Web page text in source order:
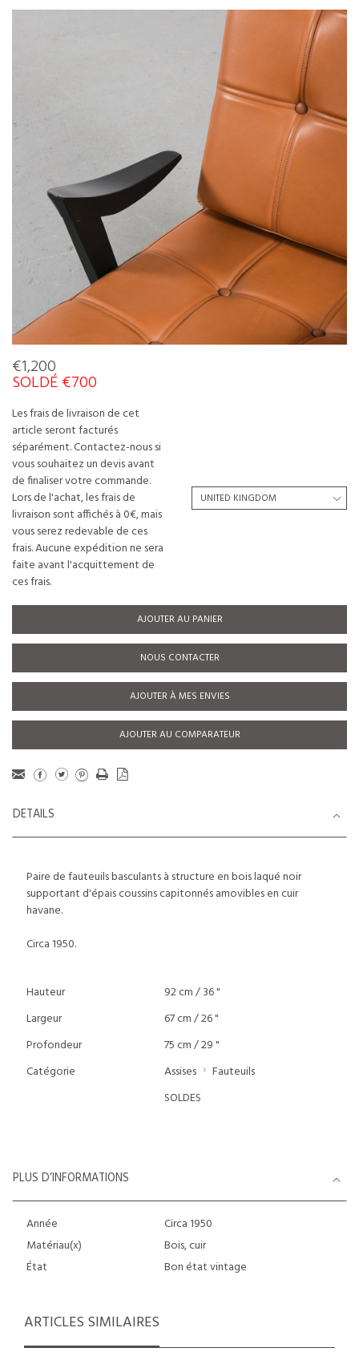
€1,200
SOLDÉ €700
Les frais de livraison de cet
article seront facturés
séparément. Contactez-nous si
vous souhaitez un devis avant
de finaliser votre commande.
Lors de l'achat, les frais de
livraison sont affichés à 0€, mais
vous serez redevable de ces
frais. Aucune expédition ne sera
faite avant l'acquittement de
ces frais.
AJOUTER AU PANIER
NOUS CONTACTER
AJOUTER À MES ENVIES
AJOUTER AU COMPARATEUR
DETAILS
Paire de fauteuils basculants à structure en bois laqué noir
supportant d'épais coussins capitonnés amovibles en cuir
havane.
Circa 1950.
Hauteur
92 cm / 36 "
Largeur
67 cm / 26 "
Profondeur
75 cm / 29 "
Catégorie
Assises
Fauteuils
SOLDES
PLUS D’INFORMATIONS
Année
Circa 1950
Matériau(x)
Bois, cuir
État
Bon état vintage
ARTICLES SIMILAIRES